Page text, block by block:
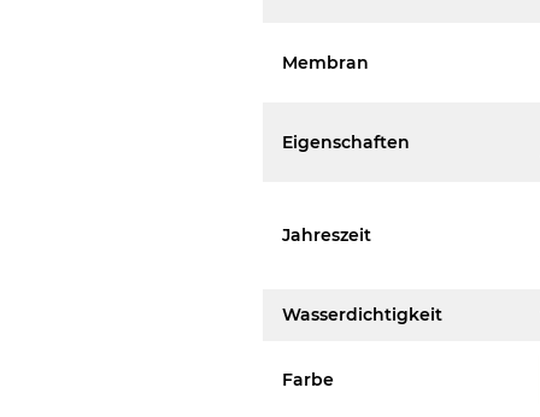
Membran
Eigenschaften
Jahreszeit
Wasserdichtigkeit
Farbe